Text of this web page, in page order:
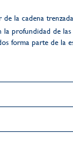
la cadena trenzada
profundidad de
forma parte de la